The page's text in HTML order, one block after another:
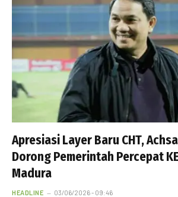
Apresiasi Layer Baru CHT,
Dorong Pemerintah Percepat
Madura
HEADLINE 03/06/2026 - 09:46